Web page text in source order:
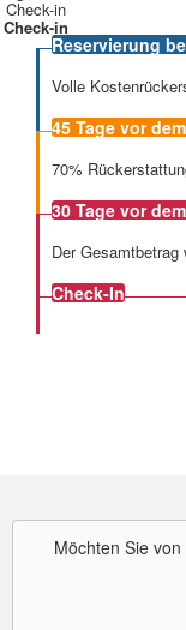
Check-in
Check-in
Reservierung
Volle
45 Tage vor
70%
30 Tage vor
Der Gesamtbetrag
Check-In
Möchten Sie von